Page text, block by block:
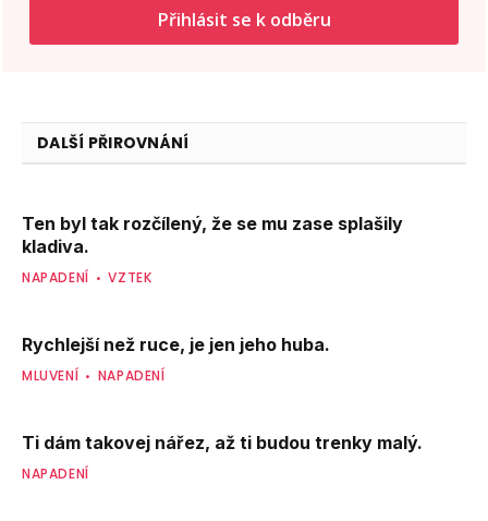
Přihlásit se k odběru
DALŠÍ PŘIROVNÁNÍ
Ten byl tak rozčílený, že se mu zase splašily
kladiva.
NAPADENÍ VZTEK
Rychlejší než ruce, je jen jeho huba.
MLUVENÍ NAPADENÍ
Ti dám takovej nářez, až ti budou trenky malý.
NAPADENÍ